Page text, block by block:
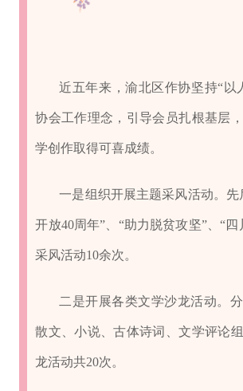
近五年来，渝北区作协坚持“以
协会工作理念，引导会员扎根基层
学创作取得可喜成绩。
一是组织开展主题采风活动。先
开放40周年”、“助力脱贫攻坚”、“
采风活动10余次。
二是开展各类文学沙龙活动。分
散文、小说、古体诗词、文学评论
龙活动共20次。